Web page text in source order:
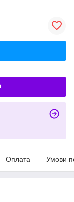
Оплата Умови